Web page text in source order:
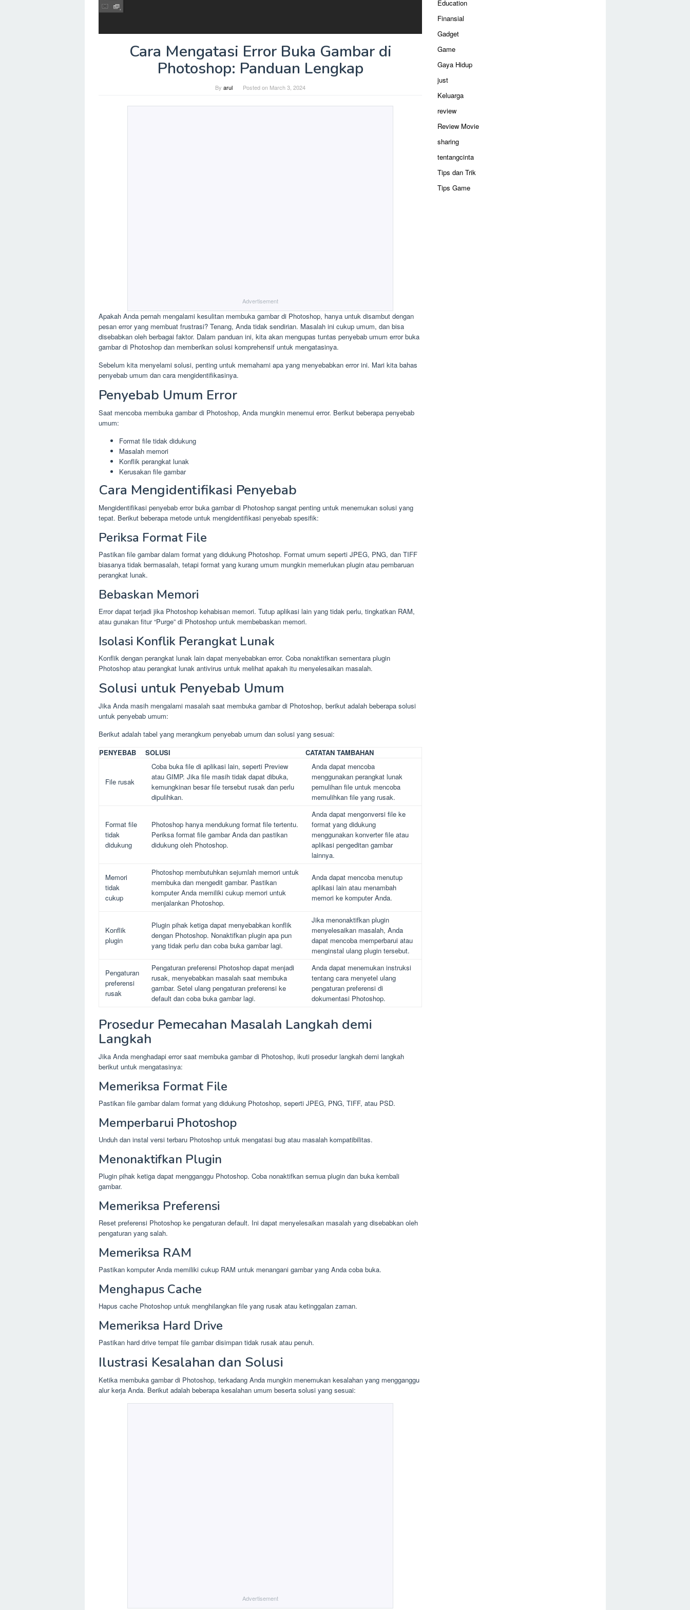
Cara Mengatasi Error Buka Gambar di
Photoshop: Panduan Lengkap
By arul Posted on March 3, 2024
Advertisement
Apakah Anda pernah mengalami kesulitan membuka gambar di Photoshop, hanya untuk disambut dengan
pesan error yang membuat frustrasi? Tenang, Anda tidak sendirian. Masalah ini cukup umum, dan bisa
disebabkan oleh berbagai faktor. Dalam panduan ini, kita akan mengupas tuntas penyebab umum error buka
gambar di Photoshop dan memberikan solusi komprehensif untuk mengatasinya.
Sebelum kita menyelami solusi, penting untuk memahami apa yang menyebabkan error ini. Mari kita bahas
penyebab umum dan cara mengidentifikasinya.
Penyebab Umum Error
Saat mencoba membuka gambar di Photoshop, Anda mungkin menemui error. Berikut beberapa penyebab
umum:
Format file tidak didukung
Masalah memori
Konflik perangkat lunak
Kerusakan file gambar
Cara Mengidentifikasi Penyebab
Mengidentifikasi penyebab error buka gambar di Photoshop sangat penting untuk menemukan solusi yang
tepat. Berikut beberapa metode untuk mengidentifikasi penyebab spesifik:
Periksa Format File
Pastikan file gambar dalam format yang didukung Photoshop. Format umum seperti JPEG, PNG, dan TIFF
biasanya tidak bermasalah, tetapi format yang kurang umum mungkin memerlukan plugin atau pembaruan
perangkat lunak.
Bebaskan Memori
Error dapat terjadi jika Photoshop kehabisan memori. Tutup aplikasi lain yang tidak perlu, tingkatkan RAM,
atau gunakan fitur “Purge” di Photoshop untuk membebaskan memori.
Isolasi Konflik Perangkat Lunak
Konflik dengan perangkat lunak lain dapat menyebabkan error. Coba nonaktifkan sementara plugin
Photoshop atau perangkat lunak antivirus untuk melihat apakah itu menyelesaikan masalah.
Solusi untuk Penyebab Umum
Jika Anda masih mengalami masalah saat membuka gambar di Photoshop, berikut adalah beberapa solusi
untuk penyebab umum:
Berikut adalah tabel yang merangkum penyebab umum dan solusi yang sesuai:
PENYEBAB
SOLUSI CATATAN TAMBAHAN
File rusak
Coba buka file di aplikasi lain, seperti Preview
atau GIMP. Jika file masih tidak dapat dibuka,
kemungkinan besar file tersebut rusak dan perlu
dipulihkan.
Anda dapat mencoba
menggunakan perangkat lunak
pemulihan file untuk mencoba
memulihkan file yang rusak.
Format file
tidak
didukung
Photoshop hanya mendukung format file tertentu.
Periksa format file gambar Anda dan pastikan
didukung oleh Photoshop.
Anda dapat mengonversi file ke
format yang didukung
menggunakan konverter file atau
aplikasi pengeditan gambar
lainnya.
Memori
tidak
cukup
Photoshop membutuhkan sejumlah memori untuk
membuka dan mengedit gambar. Pastikan
komputer Anda memiliki cukup memori untuk
menjalankan Photoshop.
Anda dapat mencoba menutup
aplikasi lain atau menambah
memori ke komputer Anda.
Konflik
plugin
Plugin pihak ketiga dapat menyebabkan konflik
dengan Photoshop. Nonaktifkan plugin apa pun
yang tidak perlu dan coba buka gambar lagi.
Jika menonaktifkan plugin
menyelesaikan masalah, Anda
dapat mencoba memperbarui atau
menginstal ulang plugin tersebut.
Pengaturan
preferensi
rusak
Pengaturan preferensi Photoshop dapat menjadi
rusak, menyebabkan masalah saat membuka
gambar. Setel ulang pengaturan preferensi ke
default dan coba buka gambar lagi.
Anda dapat menemukan instruksi
tentang cara menyetel ulang
pengaturan preferensi di
dokumentasi Photoshop.
Prosedur Pemecahan Masalah Langkah demi
Langkah
Jika Anda menghadapi error saat membuka gambar di Photoshop, ikuti prosedur langkah demi langkah
berikut untuk mengatasinya:
Memeriksa Format File
Pastikan file gambar dalam format yang didukung Photoshop, seperti JPEG, PNG, TIFF, atau PSD.
Memperbarui Photoshop
Unduh dan instal versi terbaru Photoshop untuk mengatasi bug atau masalah kompatibilitas.
Menonaktifkan Plugin
Plugin pihak ketiga dapat mengganggu Photoshop. Coba nonaktifkan semua plugin dan buka kembali
gambar.
Memeriksa Preferensi
Reset preferensi Photoshop ke pengaturan default. Ini dapat menyelesaikan masalah yang disebabkan oleh
pengaturan yang salah.
Memeriksa RAM
Pastikan komputer Anda memiliki cukup RAM untuk menangani gambar yang Anda coba buka.
Menghapus Cache
Hapus cache Photoshop untuk menghilangkan file yang rusak atau ketinggalan zaman.
Memeriksa Hard Drive
Pastikan hard drive tempat file gambar disimpan tidak rusak atau penuh.
Ilustrasi Kesalahan dan Solusi
Ketika membuka gambar di Photoshop, terkadang Anda mungkin menemukan kesalahan yang mengganggu
alur kerja Anda. Berikut adalah beberapa kesalahan umum beserta solusi yang sesuai:
Advertisement
Education
Finansial
Gadget
Game
Gaya Hidup
just
Keluarga
review
Review Movie
sharing
tentangcinta
Tips dan Trik
Tips Game